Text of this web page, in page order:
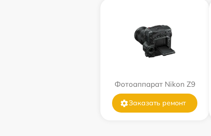
Фотоаппарат Nikon Z9
Заказать ремонт